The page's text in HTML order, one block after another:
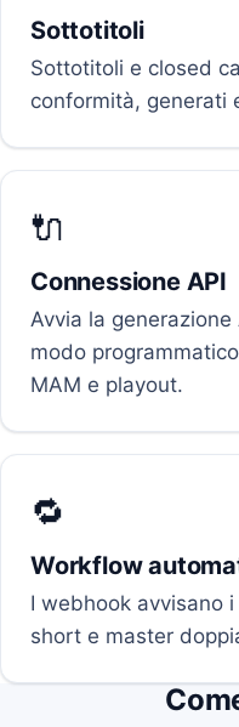
Sottotitoli
Sottotitoli e closed
conformità, generati
🔌
Connessione API
Avvia la
modo
MAM e playout.
🔁
Workflow
I webhook avvisano
short e master